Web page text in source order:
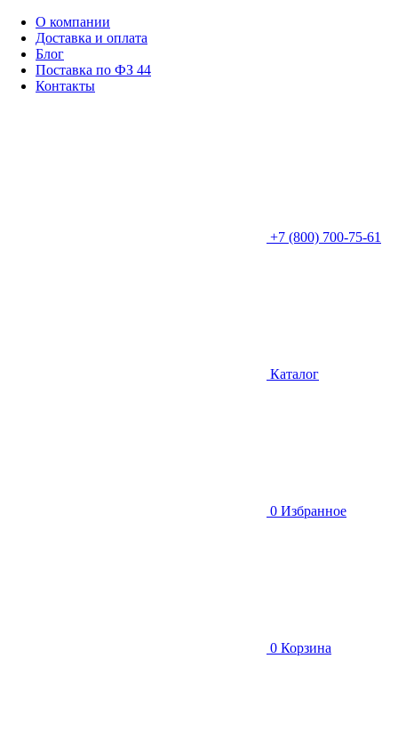
О компании
Доставка и оплата
Блог
Поставка по ФЗ 44
Контакты
+7 (800) 700-75-61
Каталог
0 Избранное
0 Корзина